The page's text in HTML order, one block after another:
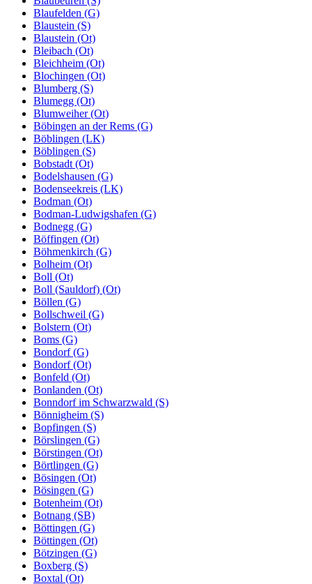
Blaufelden (G)
Blaustein (S)
Blaustein (Ot)
Bleibach (Ot)
Bleichheim (Ot)
Blochingen (Ot)
Blumberg (S)
Blumegg (Ot)
Blumweiher (Ot)
Böbingen an der Rems (G)
Böblingen (LK)
Böblingen (S)
Bobstadt (Ot)
Bodelshausen (G)
Bodenseekreis (LK)
Bodman (Ot)
Bodman-Ludwigshafen (G)
Bodnegg (G)
Böffingen (Ot)
Böhmenkirch (G)
Bolheim (Ot)
Boll (Ot)
Boll (Sauldorf) (Ot)
Böllen (G)
Bollschweil (G)
Bolstern (Ot)
Boms (G)
Bondorf (G)
Bondorf (Ot)
Bonfeld (Ot)
Bonlanden (Ot)
Bonndorf im Schwarzwald (S)
Bönnigheim (S)
Bopfingen (S)
Börslingen (G)
Börstingen (Ot)
Börtlingen (G)
Bösingen (Ot)
Bösingen (G)
Botenheim (Ot)
Botnang (SB)
Böttingen (G)
Böttingen (Ot)
Bötzingen (G)
Boxberg (S)
Boxtal (Ot)